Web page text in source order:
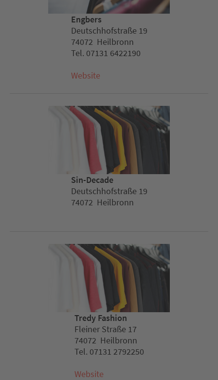
Engbers
Deutschhofstraße 19
74072 Heilbronn
Tel. 07131 6422190
Website
Sin-Decade
Deutschhofstraße 19
74072 Heilbronn
Tredy Fashion
Fleiner Straße 17
74072 Heilbronn
Tel. 07131 2792250
Website